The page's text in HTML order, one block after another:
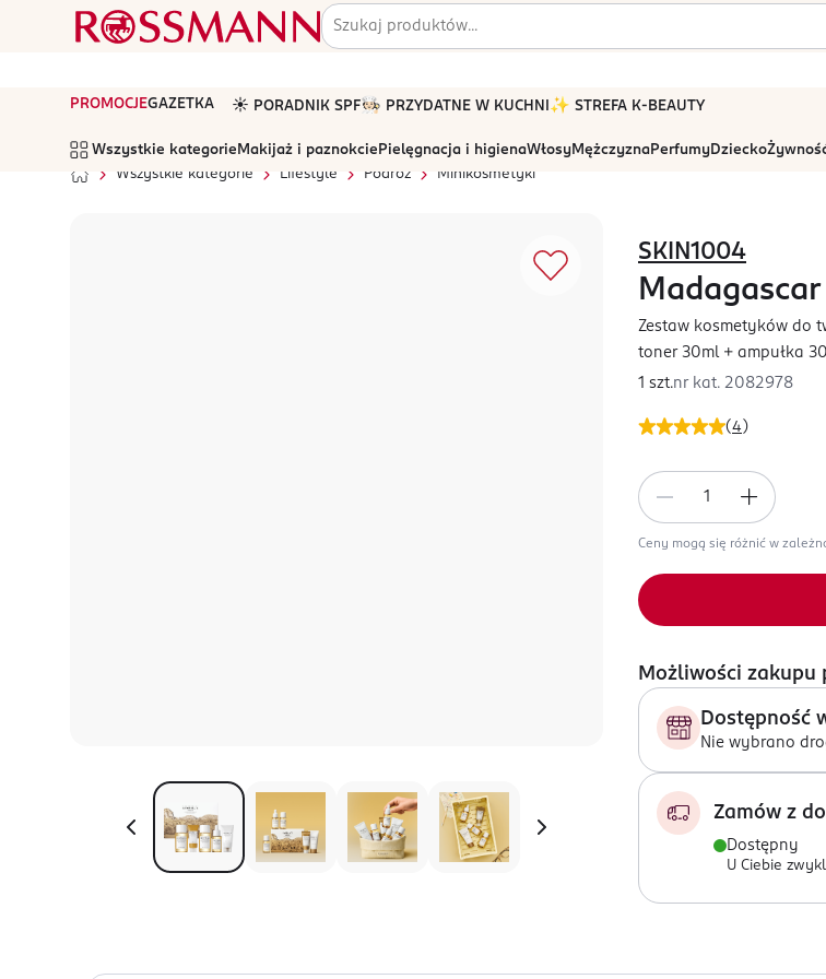
PROMOCJEGAZETKA ☀️ PORADNIK SPF🧑🏻‍🍳 PRZYDATNE W KUCHNI ✨ STREFA K-BEAUTY
Wszystkie kategorie Makijaż i paznokcie Pielęgnacja i higienaWłosyMężczyznaPerfumyDziecko
Wszystkie kategorie
Lifestyle Podróż Minikosmetyki
(4 )
SKIN1004
Zestaw kosmetyków do
toner 30ml + ampułka
1 szt.nr kat. 2082978
Ceny mogą się różnić w
Możliwości zakupu
Dostępność
Nie wybrano
Zamów z
Dostępny
U Ciebie